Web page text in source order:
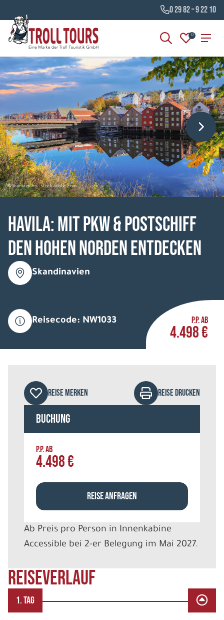
0 29 82 – 9 22 10
0
© liramaigums - stock.adobe.com
HAVILA: Mit Pkw & Postschiff
den hohen Norden entdecken
Skandinavien
Reisecode: NW1033 P.P. AB
4.498 €
REISEVERLAUF
1. TAG
REISE MERKEN REISE DRUCKEN
Buchung
P.P. AB
4.498 €
REISE ANFRAGEN
Ab Preis pro Person in Innenkabine
Accessible bei 2-er Belegung im Mai 2027.